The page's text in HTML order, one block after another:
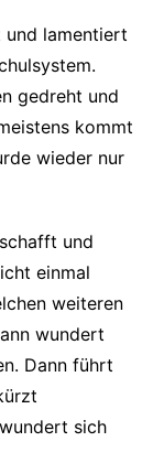
lamentiert
gedreht und
kommt
wieder nur
und
einmal
weiteren
wundert
Dann führt
sich